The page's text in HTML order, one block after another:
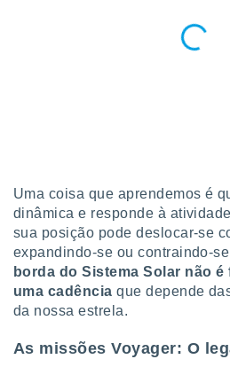
Uma coisa que aprendemos é
dinâmica e responde à
sua posição pode deslocar-se
expandindo-se ou contraindo-
borda do Sistema Solar não
uma cadência que depende
da nossa estrela.
As missões Voyager: O